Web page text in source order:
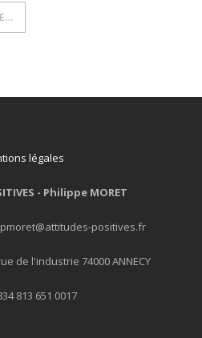
légales
- Philippe MORET
pmoret@attitudes-positives.fr
de l'industrie 74000 ANNECY
813 651 0017